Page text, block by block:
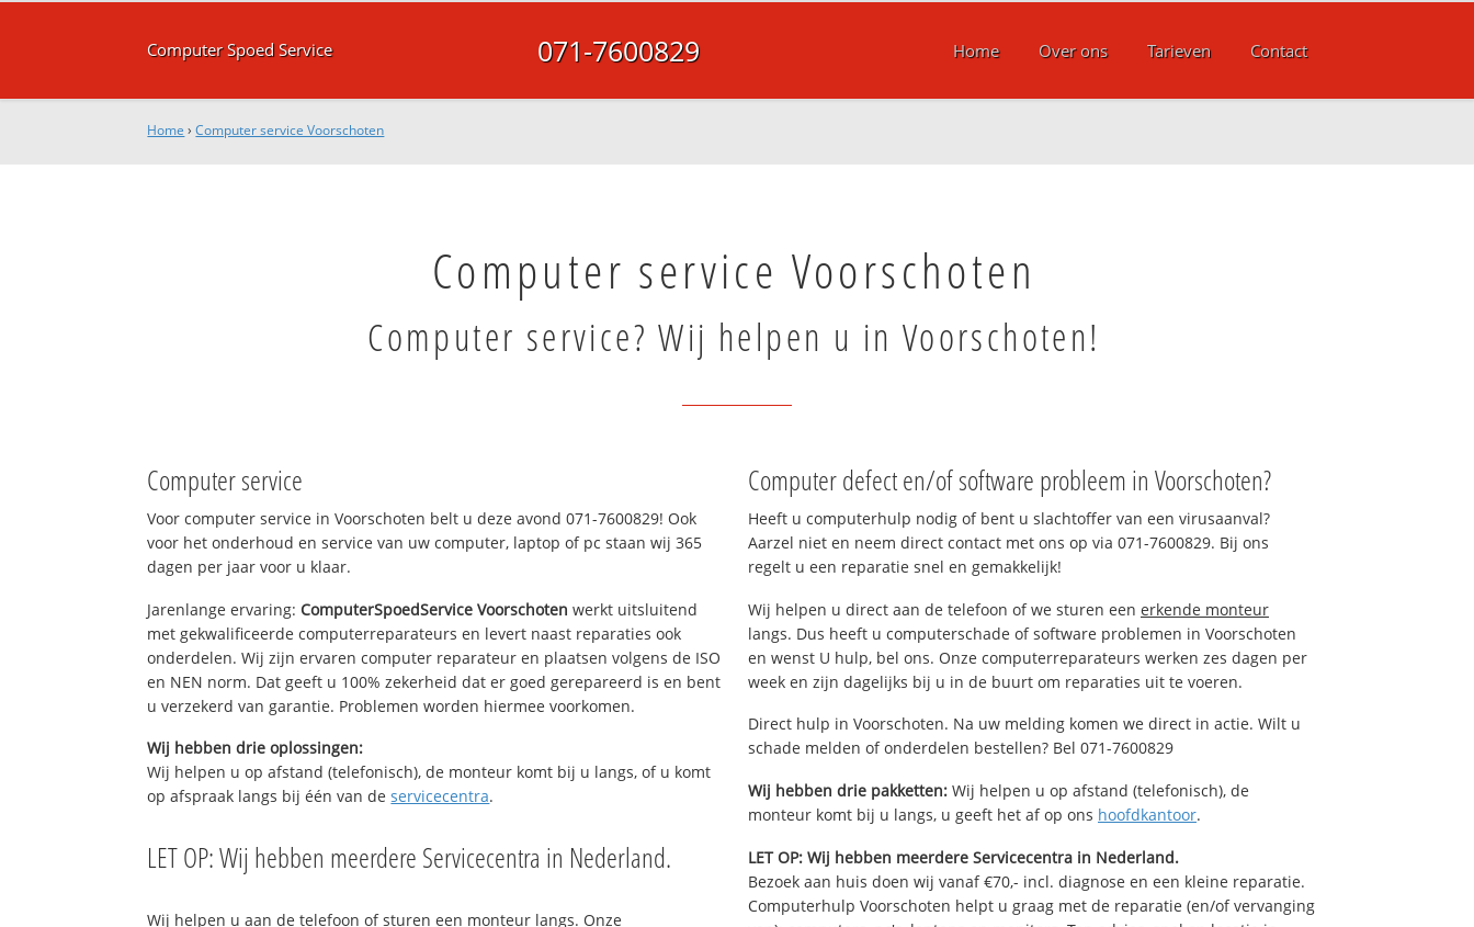
Computer Spoed Service 071-7600829 Home Over ons Tarieven Contact
Home ›Computer service Voorschoten
Computer service Voorschoten
Computer service? Wij helpen u in Voorschoten!
Computer service
Voor computer service in Voorschoten belt u deze avond 071-7600829! Ook
voor het onderhoud en service van uw computer, laptop of pc staan wij 365
dagen per jaar voor u klaar.
Jarenlange ervaring:ComputerSpoedService Voorschoten werkt uitsluitend
met gekwalificeerde computerreparateurs en levert naast reparaties ook
onderdelen. Wij zijn ervaren computer reparateur en plaatsen volgens de ISO
en NEN norm. Dat geeft u 100% zekerheid dat er goed gerepareerd is en bent
u verzekerd van garantie. Problemen worden hiermee voorkomen.
Wij hebben drie oplossingen:
Wij helpen u op afstand (telefonisch), de monteur komt bij u langs, of u komt
op afspraak langs bij één van deservicecentra.
LET OP: Wij hebben meerdere Servicecentra in Nederland.
Wij helpen u aan de telefoon of sturen een monteur langs. Onze
Computer defect en/of software probleem in Voorschoten?
Heeft u computerhulp nodig of bent u slachtoffer van een virusaanval?
Aarzel niet en neem direct contact met ons op via 071-7600829. Bij ons
regelt u een reparatie snel en gemakkelijk!
Wij helpen u direct aan de telefoon of we sturen een erkende monteur
langs. Dus heeft u computerschade of software problemen in Voorschoten
en wenst U hulp, bel ons. Onze computerreparateurs werken zes dagen per
week en zijn dagelijks bij u in de buurt om reparaties uit te voeren.
Direct hulp in Voorschoten. Na uw melding komen we direct in actie. Wilt u
schade melden of onderdelen bestellen? Bel 071-7600829
Wij hebben drie pakketten: Wij helpen u op afstand (telefonisch), de
monteur komt bij u langs, u geeft het af op ons hoofdkantoor.
LET OP: Wij hebben meerdere Servicecentra in Nederland.
Bezoek aan huis doen wij vanaf €70,- incl. diagnose en een kleine reparatie.
Computerhulp Voorschoten helpt u graag met de reparatie (en/of vervanging